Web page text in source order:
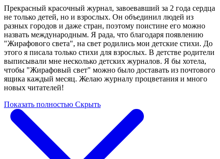
Прекрасный красочный журнал, завоевавший за 2 года сердца
не только детей, но и взрослых. Он объединил людей из
разных городов и даже стран, поэтому поистине его можно
назвать международным. Я рада, что благодаря появлению
"Жирафового света", на свет родились мои детские стихи. До
этого я писала только стихи для взрослых. В детстве родители
выписывали мне несколько детских журналов. Я бы хотела,
чтобы "Жирафовый свет" можно было доставать из почтового
ящика каждый месяц. Желаю журналу процветания и много
новых читателей!
Показать полностью Скрыть